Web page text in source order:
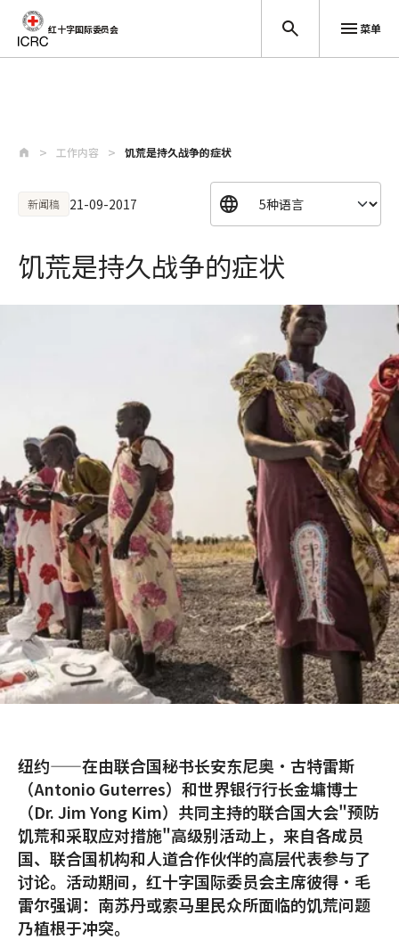
红十字国际委员会 菜单
工作内容 饥荒是持久战争的症状
新闻稿 21-09-2017
饥荒是持久战争的症状
纽约——在由联合国秘书长安东尼奥·古特雷斯
（Antonio Guterres）和世界银行行长金墉博士
（Dr. Jim Yong Kim）共同主持的联合国大会"预防
饥荒和采取应对措施"高级别活动上，来自各成员
国、联合国机构和人道合作伙伴的高层代表参与了
讨论。活动期间，红十字国际委员会主席彼得·毛
雷尔强调：南苏丹或索马里民众所面临的饥荒问题
乃植根于冲突。